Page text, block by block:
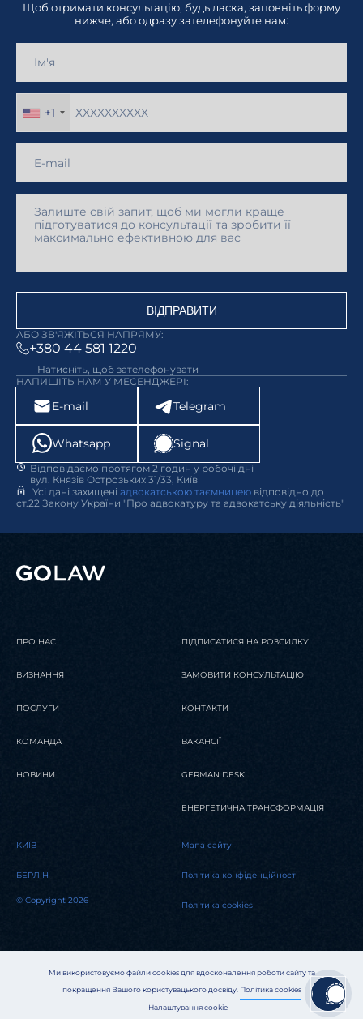
Щоб отримати консультацію, будь ласка, заповніть форму
нижче, або одразу зателефонуйте нам:
+1
ВІДПРАВИТИ
АБО ЗВ'ЯЖІТЬСЯ НАПРЯМУ:
+380 44 581 1220
Натисніть, щоб зателефонувати
НАПИШІТЬ НАМ У МЕСЕНДЖЕРІ:
E-mail Telegram
Whatsapp Signal
Відповідаємо протягом 2 годин у робочі дні
вул. Князів Острозьких 31/33, Київ
Усі дані захищені адвокатською таємницею відповідно до
ст.22 Закону України "Про адвокатуру та адвокатську діяльність"
Ми використовуємо файли cookies для вдосконалення роботи сайту та
покращення Вашого користувацького досвіду. Політика cookies
Налаштування cookie
ПРО НАС
ВИЗНАННЯ
ПОСЛУГИ
КОМАНДА
НОВИНИ
ПІДПИСАТИСЯ НА РОЗСИЛКУ
ЗАМОВИТИ КОНСУЛЬТАЦІЮ
КОНТАКТИ
ВАКАНСІЇ
GERMAN DESK
ЕНЕРГЕТИЧНА ТРАНСФОРМАЦІЯ
KИЇВ
БЕРЛІН
© Copyright 2026
Мапа сайту
Політика конфіденційності
Політика cookies